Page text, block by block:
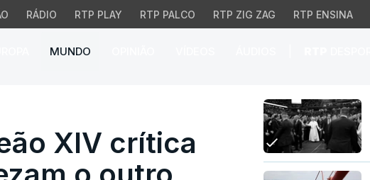
RÁDIO RTP PLAY RTP PALCO RTP ZIG ZAG RTP ENSINA
MUNDO
XIV crítica católicos
XIV crítica